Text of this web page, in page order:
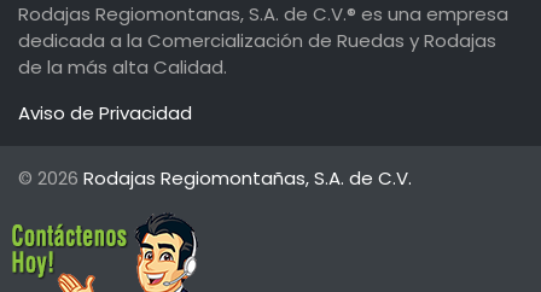
Rodajas Regiomontanas, S.A. de C.V.® es una empresa
dedicada a la Comercialización de Ruedas y Rodajas
de la más alta Calidad.
Aviso de Privacidad
© 2026 Rodajas Regiomontañas, S.A. de C.V.